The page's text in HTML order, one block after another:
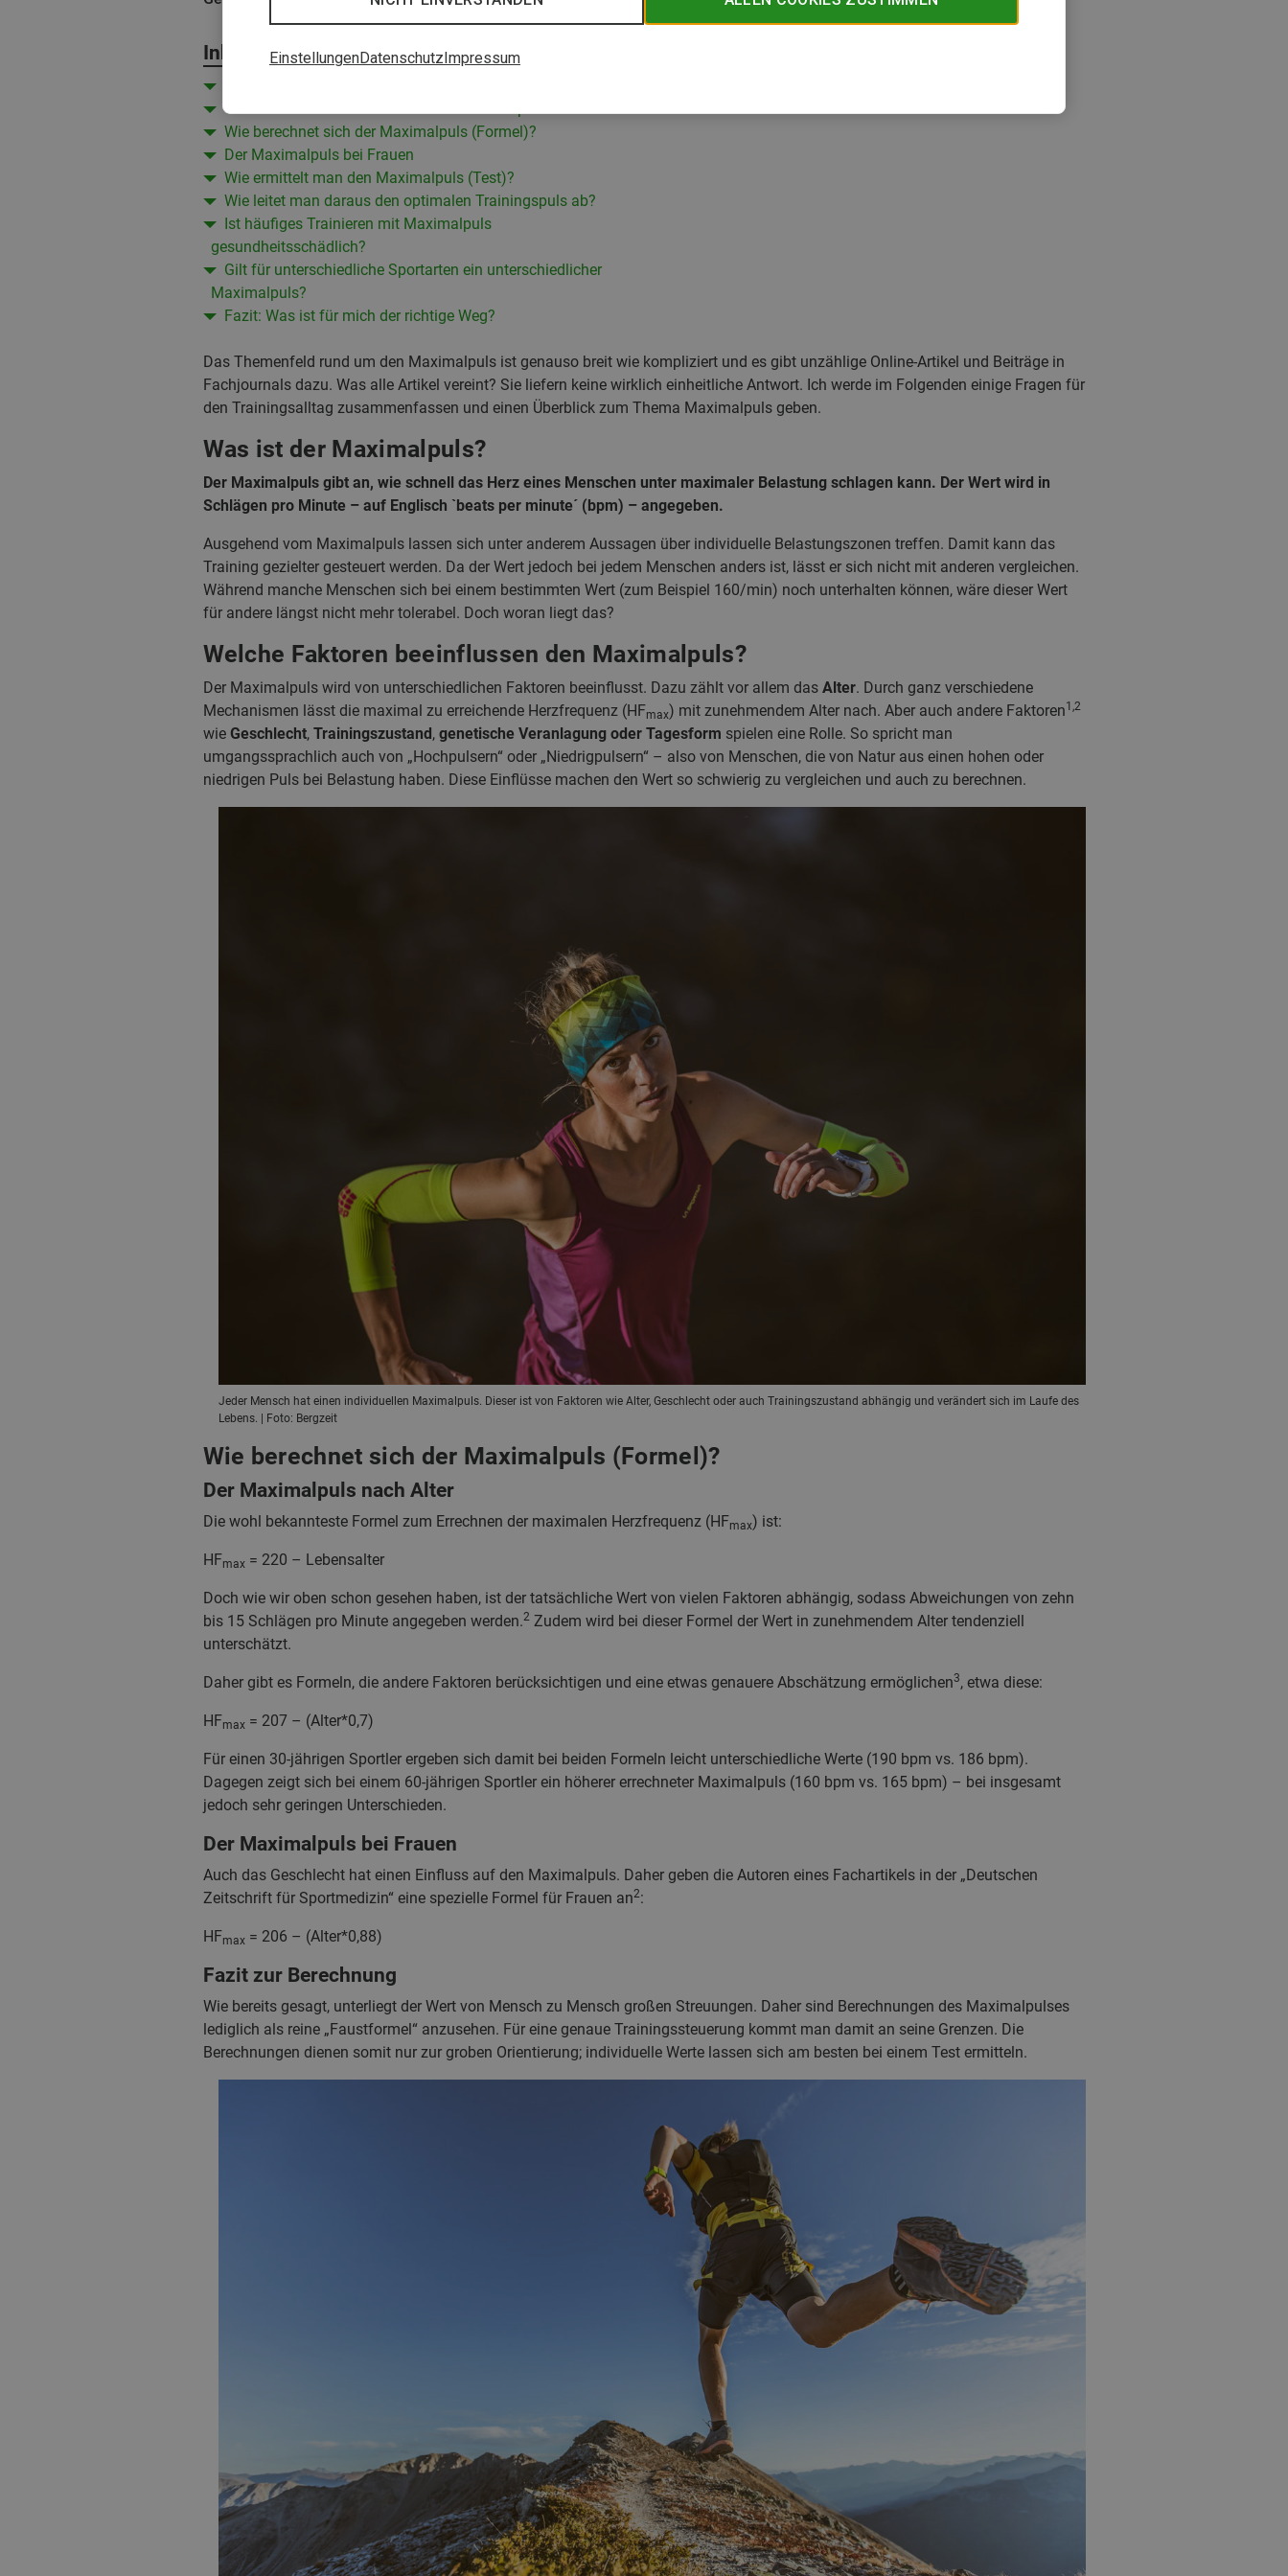
EinstellungenDatenschutzImpressum
Inhalt
Welche Faktoren beeinflussen den Maximalpuls?
Wie berechnet sich der Maximalpuls (Formel)?
Der Maximalpuls bei Frauen
Wie ermittelt man den Maximalpuls (Test)?
Wie leitet man daraus den optimalen Trainingspuls ab?
Ist häufiges Trainieren mit Maximalpuls
gesundheitsschädlich?
Gilt für unterschiedliche Sportarten ein unterschiedlicher
Maximalpuls?
Fazit: Was ist für mich der richtige Weg?
Das Themenfeld rund um den Maximalpuls ist genauso breit wie kompliziert und es gibt unzählige Online-Artikel und Beiträge in
Fachjournals dazu. Was alle Artikel vereint? Sie liefern keine wirklich einheitliche Antwort. Ich werde im Folgenden einige Fragen für
den Trainingsalltag zusammenfassen und einen Überblick zum Thema Maximalpuls geben.
Was ist der Maximalpuls?
Der Maximalpuls gibt an, wie schnell das Herz eines Menschen unter maximaler Belastung schlagen kann. Der Wert wird in
Schlägen pro Minute – auf Englisch `beats per minute´ (bpm) – angegeben.
Ausgehend vom Maximalpuls lassen sich unter anderem Aussagen über individuelle Belastungszonen treffen. Damit kann das
Training gezielter gesteuert werden. Da der Wert jedoch bei jedem Menschen anders ist, lässt er sich nicht mit anderen vergleichen.
Während manche Menschen sich bei einem bestimmten Wert (zum Beispiel 160/min) noch unterhalten können, wäre dieser Wert
für andere längst nicht mehr tolerabel. Doch woran liegt das?
Welche Faktoren beeinflussen den Maximalpuls?
Der Maximalpuls wird von unterschiedlichen Faktoren beeinflusst. Dazu zählt vor allem das Alter. Durch ganz verschiedene
Mechanismen lässt die maximal zu erreichende Herzfrequenz (HFmax) mit zunehmendem Alter nach. Aber auch andere Faktoren1,2
wie Geschlecht, Trainingszustand, genetische Veranlagung oder Tagesform spielen eine Rolle. So spricht man
umgangssprachlich auch von „Hochpulsern“ oder „Niedrigpulsern“ – also von Menschen, die von Natur aus einen hohen oder
niedrigen Puls bei Belastung haben. Diese Einflüsse machen den Wert so schwierig zu vergleichen und auch zu berechnen.
Jeder Mensch hat einen individuellen Maximalpuls. Dieser ist von Faktoren wie Alter, Geschlecht oder auch Trainingszustand abhängig und verändert sich im Laufe des
Lebens. | Foto: Bergzeit
Wie berechnet sich der Maximalpuls (Formel)?
Der Maximalpuls nach Alter
Die wohl bekannteste Formel zum Errechnen der maximalen Herzfrequenz (HFmax) ist:
HFmax= 220 – Lebensalter
Doch wie wir oben schon gesehen haben, ist der tatsächliche Wert von vielen Faktoren abhängig, sodass Abweichungen von zehn
bis 15 Schlägen pro Minute angegeben werden.2Zudem wird bei dieser Formel der Wert in zunehmendem Alter tendenziell
unterschätzt.
Daher gibt es Formeln, die andere Faktoren berücksichtigen und eine etwas genauere Abschätzung ermöglichen3, etwa diese:
HFmax= 207 – (Alter*0,7)
Für einen 30-jährigen Sportler ergeben sich damit bei beiden Formeln leicht unterschiedliche Werte (190 bpm vs. 186 bpm).
Dagegen zeigt sich bei einem 60-jährigen Sportler ein höherer errechneter Maximalpuls (160 bpm vs. 165 bpm) – bei insgesamt
jedoch sehr geringen Unterschieden.
Der Maximalpuls bei Frauen
Auch das Geschlecht hat einen Einfluss auf den Maximalpuls. Daher geben die Autoren eines Fachartikels in der „Deutschen
Zeitschrift für Sportmedizin“ eine spezielle Formel für Frauen an2:
HFmax= 206 – (Alter*0,88)
Fazit zur Berechnung
Wie bereits gesagt, unterliegt der Wert von Mensch zu Mensch großen Streuungen. Daher sind Berechnungen des Maximalpulses
lediglich als reine „Faustformel“ anzusehen. Für eine genaue Trainingssteuerung kommt man damit an seine Grenzen. Die
Berechnungen dienen somit nur zur groben Orientierung; individuelle Werte lassen sich am besten bei einem Test ermitteln.